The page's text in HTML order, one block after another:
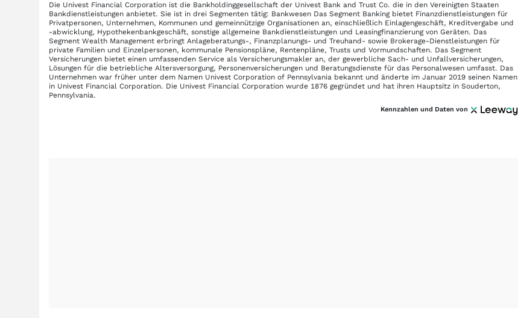
Die Univest Financial Corporation ist die Bankholdinggesellschaft der Univest Bank and Trust Co. die in den Vereinigten Staaten
Bankdienstleistungen anbietet. Sie ist in drei Segmenten tätig: Bankwesen Das Segment Banking bietet Finanzdienstleistungen für
Privatpersonen, Unternehmen, Kommunen und gemeinnützige Organisationen an, einschließlich Einlagengeschäft, Kreditvergabe und
-abwicklung, Hypothekenbankgeschäft, sonstige allgemeine Bankdienstleistungen und Leasingfinanzierung von Geräten. Das
Segment Wealth Management erbringt Anlageberatungs-, Finanzplanungs- und Treuhand- sowie Brokerage-Dienstleistungen für
private Familien und Einzelpersonen, kommunale Pensionspläne, Rentenpläne, Trusts und Vormundschaften. Das Segment
Versicherungen bietet einen umfassenden Service als Versicherungsmakler an, der gewerbliche Sach- und Unfallversicherungen,
Lösungen für die betriebliche Altersversorgung, Personenversicherungen und Beratungsdienste für das Personalwesen umfasst. Das
Unternehmen war früher unter dem Namen Univest Corporation of Pennsylvania bekannt und änderte im Januar 2019 seinen Namen
in Univest Financial Corporation. Die Univest Financial Corporation wurde 1876 gegründet und hat ihren Hauptsitz in Souderton,
Pennsylvania.
Kennzahlen und Daten von